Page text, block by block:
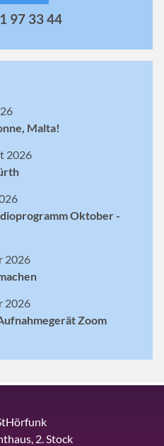
97 33 44
Malta!
2026
Oktober -
2026
2026
Zoom
2. Stock